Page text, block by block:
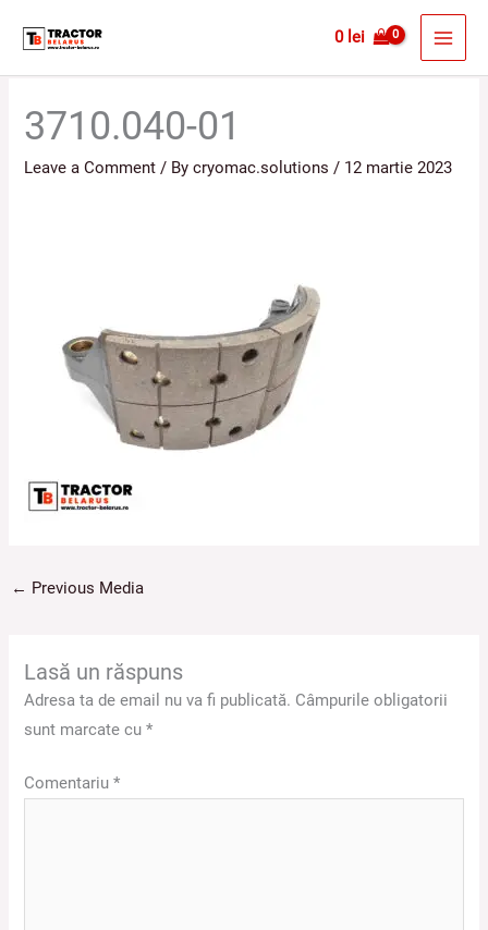
content
0 lei
3710.040-01
Leave a Comment / Bycryomac.solutions/ 12 martie 2023
← Previous Media
Lasă un răspuns
Adresa ta de email nu va fi publicată. Câmpurile obligatorii
sunt marcate cu*
Comentariu*